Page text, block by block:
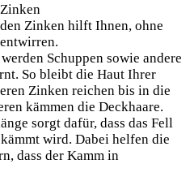
Zinken hilft Ihnen, ohne
Schuppen sowie andere
So bleibt die Haut Ihrer
Zinken reichen bis in die
kämmen die Deckhaare.
sorgt dafür, dass das Fell
wird. Dabei helfen die
dass der Kamm in